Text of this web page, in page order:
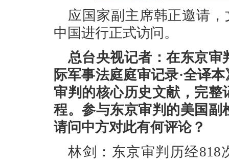
应国家副主席韩正邀请
中国进行正式访问。
总台央视记者：在东京审
际军事法庭庭审记录·全译
审判的核心历史文献，完
程。参与东京审判的美国
请问中方对此有何评论？
林剑：东京审判历经818